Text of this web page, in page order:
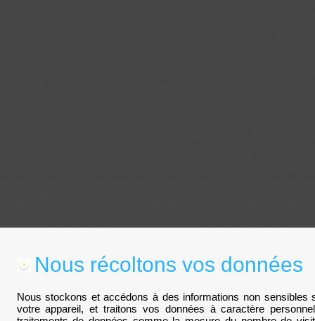
Nous récoltons vos données
Nous stockons et accédons à des informations non
votre appareil, et traitons vos données à caractère